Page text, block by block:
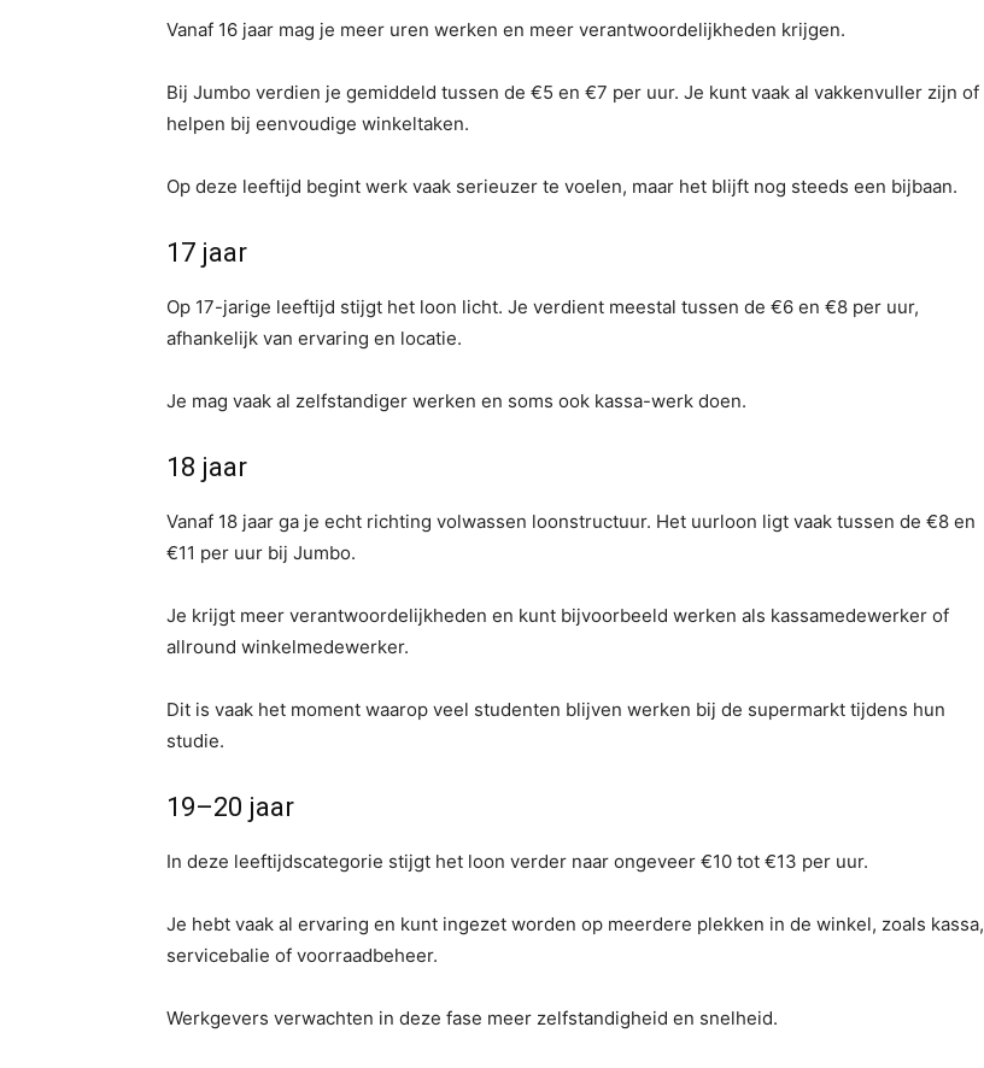
Vanaf 16 jaar mag je meer uren werken en meer verantwoordelijkheden krijgen.
Bij Jumbo verdien je gemiddeld tussen de €5 en €7 per uur. Je kunt vaak al vakkenvuller zijn of
helpen bij eenvoudige winkeltaken.
Op deze leeftijd begint werk vaak serieuzer te voelen, maar het blijft nog steeds een bijbaan.
17 jaar
Op 17-jarige leeftijd stijgt het loon licht. Je verdient meestal tussen de €6 en €8 per uur,
afhankelijk van ervaring en locatie.
Je mag vaak al zelfstandiger werken en soms ook kassa-werk doen.
18 jaar
Vanaf 18 jaar ga je echt richting volwassen loonstructuur. Het uurloon ligt vaak tussen de €8 en
€11 per uur bij Jumbo.
Je krijgt meer verantwoordelijkheden en kunt bijvoorbeeld werken als kassamedewerker of
allround winkelmedewerker.
Dit is vaak het moment waarop veel studenten blijven werken bij de supermarkt tijdens hun
studie.
19–20 jaar
In deze leeftijdscategorie stijgt het loon verder naar ongeveer €10 tot €13 per uur.
Je hebt vaak al ervaring en kunt ingezet worden op meerdere plekken in de winkel, zoals kassa,
servicebalie of voorraadbeheer.
Werkgevers verwachten in deze fase meer zelfstandigheid en snelheid.